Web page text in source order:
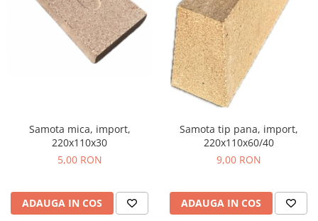
Samota mica, import,
220x110x30
5,00 RON
ADAUGA IN COS
Samota tip pana, import,
220x110x60/40
9,00 RON
ADAUGA IN COS